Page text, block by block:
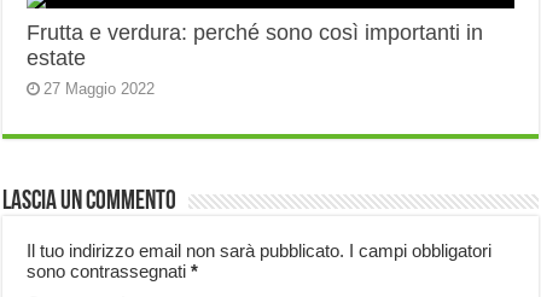
Frutta e verdura: perché sono così importanti in
estate
27 Maggio 2022
Lascia un commento
Il tuo indirizzo email non sarà pubblicato. I campi obbligatori
sono contrassegnati*